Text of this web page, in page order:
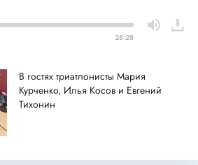
28:28
В гостях триатлонисты Мария
Курченко, Илья Косов и Евгений
Тихонин